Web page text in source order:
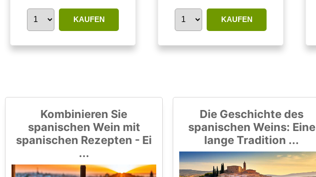
KAUFEN KAUFEN
Kombinieren Sie
spanischen Wein mit
spanischen Rezepten - Ei
...
Die Geschichte des
spanischen Weins: Eine
lange Tradition ...